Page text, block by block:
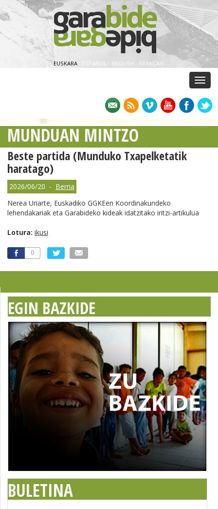
EUSKARA ESPAÑOL · ENGLISH · FRANÇAIS
MUNDUAN MINTZO
Beste partida (Munduko Txapelketatik
haratago)
2026/06/20 - Berria
Nerea Uriarte, Euskadiko GGKEen Koordinakundeko
lehendakariak eta Garabideko kideak idatzitako iritzi-artikulua
Lotura: ikusi
0
EGIN BAZKIDE
BULETINA